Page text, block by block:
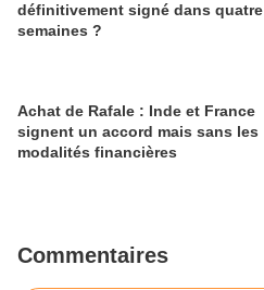
définitivement signé dans quatre
semaines ?
Achat de Rafale : Inde et France
signent un accord mais sans les
modalités financières
Commentaires